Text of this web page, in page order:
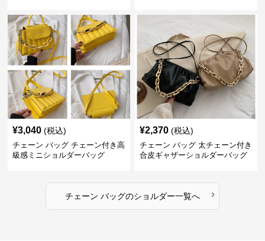
¥3,040 (税込)
チェーン バッグ チェーン付き高
級感ミニショルダーバッグ
¥2,370 (税込)
チェーン バッグ 太チェーン付き
合皮ギャザーショルダーバッグ
チェーン バッグのショルダー一覧へ ›